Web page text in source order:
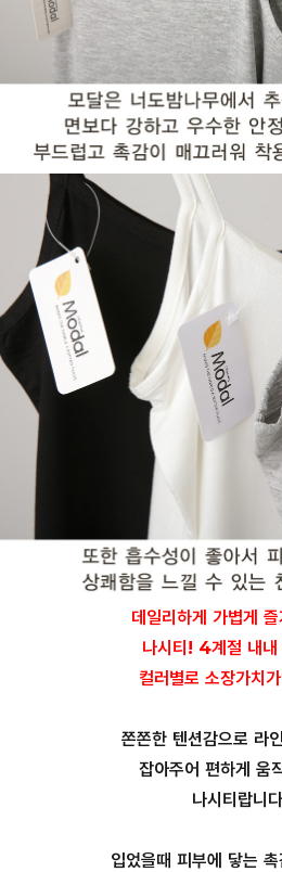
데일리하게 가볍게
나시티! 4계절 내내
컬러별로 소장가치
쫀쫀한 텐션감으로 라
잡아주어 편하게 움
나시티랍니
입었을때 피부에 닿는 촉